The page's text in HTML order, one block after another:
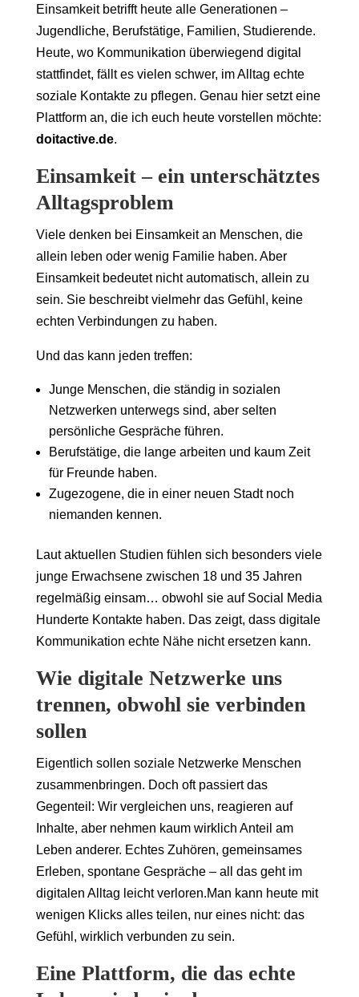
Einsamkeit betrifft heute alle Generationen –
Jugendliche, Berufstätige, Familien, Studierende.
Heute, wo Kommunikation überwiegend digital
stattfindet, fällt es vielen schwer, im Alltag echte
soziale Kontakte zu pflegen. Genau hier setzt eine
Plattform an, die ich euch heute vorstellen möchte:
doitactive.de.
Einsamkeit – ein unterschätztes
Alltagsproblem
Viele denken bei Einsamkeit an Menschen, die
allein leben oder wenig Familie haben. Aber
Einsamkeit bedeutet nicht automatisch, allein zu
sein. Sie beschreibt vielmehr das Gefühl, keine
echten Verbindungen zu haben.
Und das kann jeden treffen:
Junge Menschen, die ständig in sozialen
Netzwerken unterwegs sind, aber selten
persönliche Gespräche führen.
Berufstätige, die lange arbeiten und kaum Zeit
für Freunde haben.
Zugezogene, die in einer neuen Stadt noch
niemanden kennen.
Laut aktuellen Studien fühlen sich besonders viele
junge Erwachsene zwischen 18 und 35 Jahren
regelmäßig einsam… obwohl sie auf Social Media
Hunderte Kontakte haben. Das zeigt, dass digitale
Kommunikation echte Nähe nicht ersetzen kann.
Wie digitale Netzwerke uns
trennen, obwohl sie verbinden
sollen
Eigentlich sollen soziale Netzwerke Menschen
zusammenbringen. Doch oft passiert das
Gegenteil: Wir vergleichen uns, reagieren auf
Inhalte, aber nehmen kaum wirklich Anteil am
Leben anderer. Echtes Zuhören, gemeinsames
Erleben, spontane Gespräche – all das geht im
digitalen Alltag leicht verloren.Man kann heute mit
wenigen Klicks alles teilen, nur eines nicht: das
Gefühl, wirklich verbunden zu sein.
Eine Plattform, die das echte